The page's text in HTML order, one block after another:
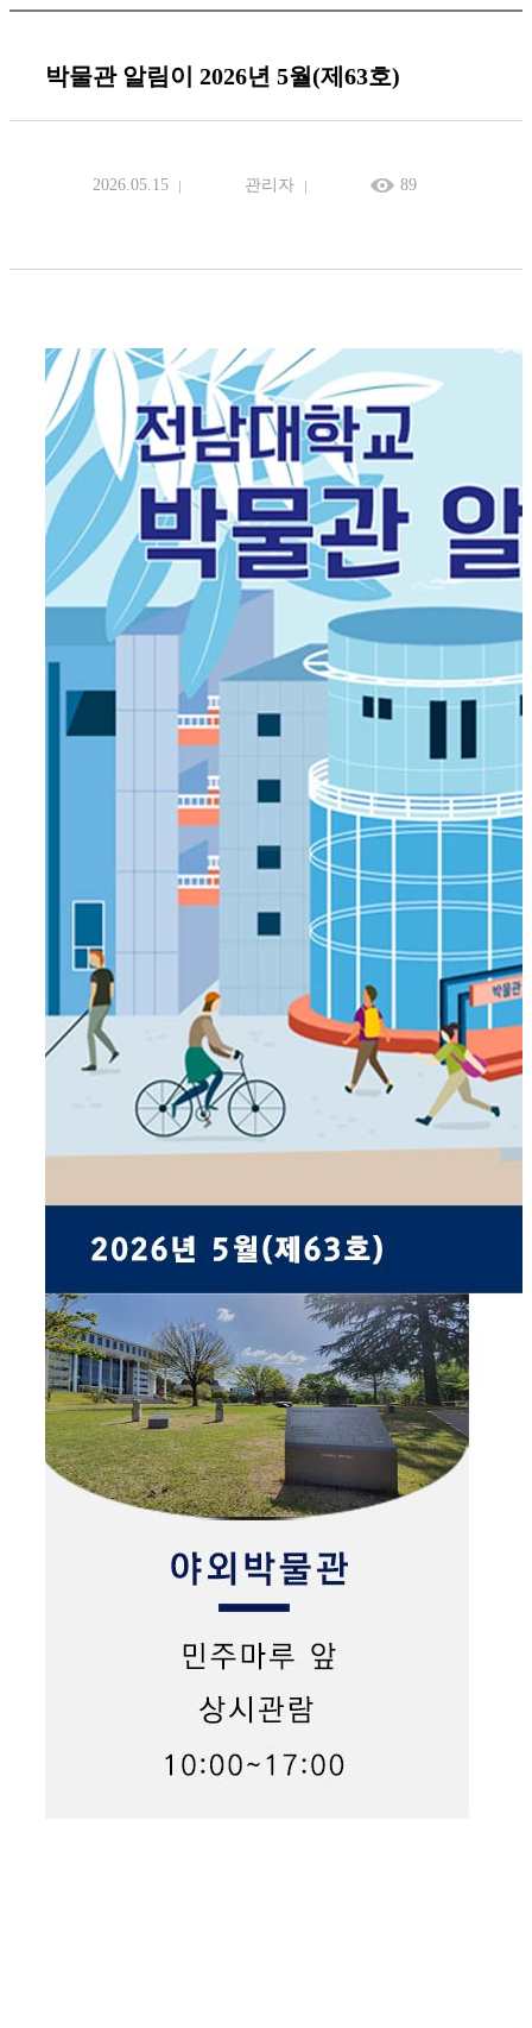
박물관 알림이 2026년 5월(제63호)
2026.05.15 관리자 89